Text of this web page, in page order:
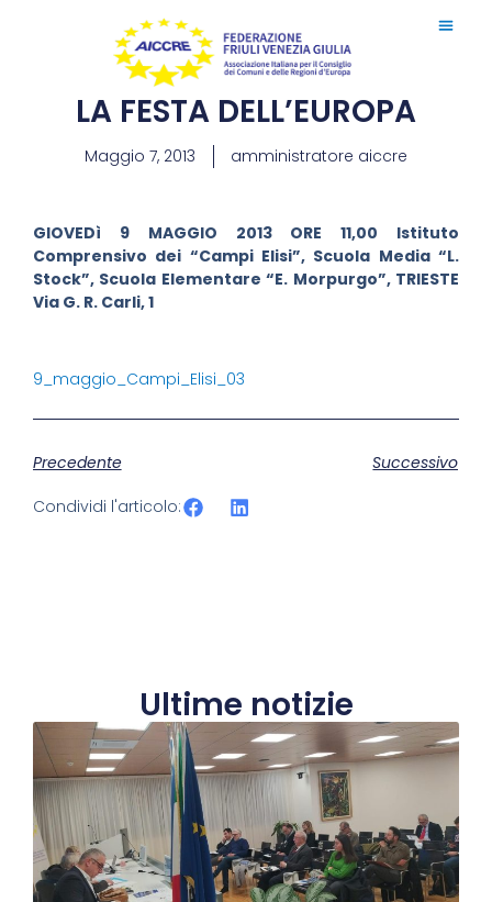
LA FESTA DELL’EUROPA
Maggio 7, 2013 amministratore aiccre
GIOVEDì 9 MAGGIO 2013 ORE 11,00 Istituto
Comprensivo dei “Campi Elisi”, Scuola Media “L.
Stock”, Scuola Elementare “E. Morpurgo”, TRIESTE
Via G. R. Carli, 1
9_maggio_Campi_Elisi_03
Precedente
Successivo
Condividi l'articolo:
Ultime notizie